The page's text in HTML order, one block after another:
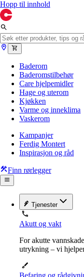
Hopp til innhold
Baderom
Baderomstilbehør
Care hjelpemidler
Hage og uterom
Kjøkken
Varme og inneklima
Vaskerom
Kampanjer
Ferdig Montert
Inspirasjon og råd
Finn rørlegger
Tjenester
Akutt og vakt
For akutte
utrykning – vi
Befaring og